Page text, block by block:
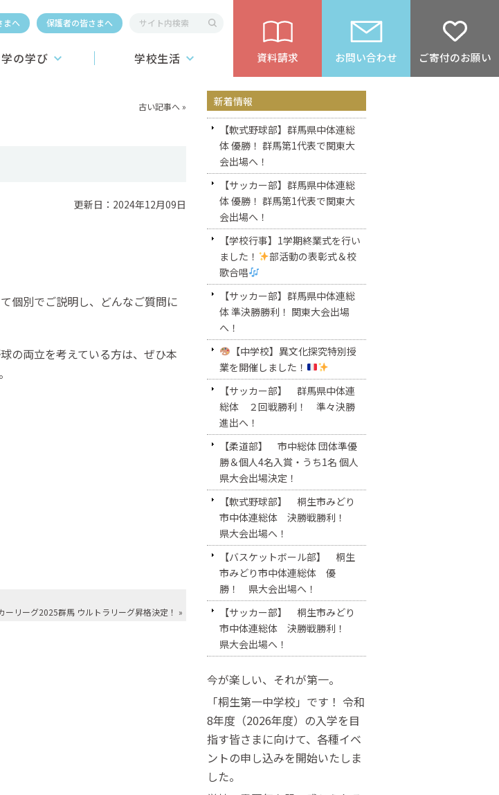
まへ 保護者の皆さまへ
の学び
教育への挑戦
交流プログラム
学校生活
学校行事
学生寮
資料請求 お問い合わせ ご寄付のお願い
古い記事へ »
更新日：2024年12月09日
個別でご説明し、どんなご質問に
の両立を考えている方は、ぜひ本
ーリーグ2025群馬 ウルトラリーグ昇格決定！ »
新着情報
【軟式野球部】群馬県中体連総
体 優勝！ 群馬第1代表で関東大
会出場へ！
【サッカー部】群馬県中体連総
体 優勝！ 群馬第1代表で関東大
会出場へ！
【学校行事】1学期終業式を行い
ました！
部活動の表彰式＆校
歌合唱
【サッカー部】群馬県中体連総
体 準決勝勝利！ 関東大会出場
へ！
【中学校】異文化探究特別授
業を開催しました！
【サッカー部】 群馬県中体連
総体 ２回戦勝利！ 準々決勝
進出へ！
【柔道部】 市中総体 団体準優
勝＆個人4名入賞・うち1名 個人
県大会出場決定！
【軟式野球部】 桐生市みどり
市中体連総体 決勝戦勝利！
県大会出場へ！
【バスケットボール部】 桐生
市みどり市中体連総体 優
勝！ 県大会出場へ！
【サッカー部】 桐生市みどり
市中体連総体 決勝戦勝利！
県大会出場へ！
今が楽しい、それが第一。
「桐生第一中学校」です！ 令和
8年度（2026年度）の入学を目
指す皆さまに向けて、各種イベ
ントの申し込みを開始いたしま
した。